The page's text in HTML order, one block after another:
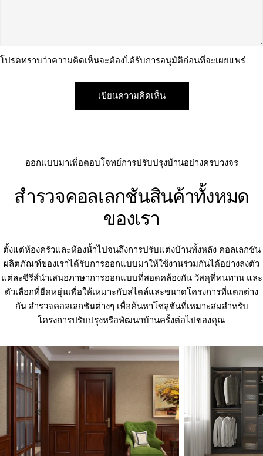
โปรดทราบว่าความคิดเห็นจะต้องได้รับการอนุมัติก่อนที่จะเผยแพร่
ออกแบบมาเพื่อตอบโจทย์การปรับปรุงบ้านอย่างครบวงจร
สำรวจคอลเลกชันสินค้าทั้งหมด
ของเรา
ตั้งแต่ห้องครัวและห้องน้ำไปจนถึงการปรับแต่งบ้านทั้งหลัง คอลเลกชัน
ผลิตภัณฑ์ของเราได้รับการออกแบบมาให้ใช้งานร่วมกันได้อย่างลงตัว
แต่ละซีรีส์นำเสนอภาษาการออกแบบที่สอดคล้องกัน วัสดุที่ทนทาน และ
ตัวเลือกที่ยืดหยุ่นเพื่อให้เหมาะกับสไตล์และขนาดโครงการที่แตกต่าง
กัน สำรวจคอลเลกชันต่างๆ เพื่อค้นหาโซลูชันที่เหมาะสมสำหรับ
โครงการปรับปรุงหรือพัฒนาบ้านครั้งต่อไปของคุณ